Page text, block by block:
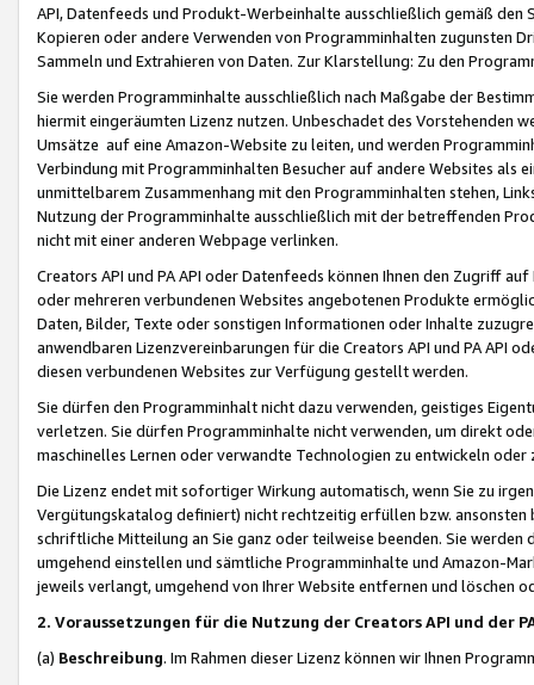
API, Datenfeeds und Produkt-Werbeinhalte ausschließlich gemäß
Kopieren oder andere Verwenden von Programminhalten zugunsten
Sammeln und Extrahieren von Daten. Zur Klarstellung: Zu den
Sie werden Programminhalte ausschließlich nach Maßgabe der
hiermit eingeräumten Lizenz nutzen. Unbeschadet des Vorstehenden
Umsätze auf eine Amazon-Website zu leiten, und werden
Verbindung mit Programminhalten Besucher auf andere Websites als
unmittelbarem Zusammenhang mit den Programminhalten stehen,
Nutzung der Programminhalte ausschließlich mit der betreffenden
nicht mit einer anderen Webpage verlinken.
Creators API und PA API oder Datenfeeds können Ihnen den Zugriff
oder mehreren verbundenen Websites angebotenen Produkte
Daten, Bilder, Texte oder sonstigen Informationen oder Inhalte
anwendbaren Lizenzvereinbarungen für die Creators API und PA API
diesen verbundenen Websites zur Verfügung gestellt werden.
Sie dürfen den Programminhalt nicht dazu verwenden, geistiges
verletzen. Sie dürfen Programminhalte nicht verwenden, um direkt
maschinelles Lernen oder verwandte Technologien zu entwickeln
Die Lizenz endet mit sofortiger Wirkung automatisch, wenn Sie zu
Vergütungskatalog definiert) nicht rechtzeitig erfüllen bzw. ansonsten
schriftliche Mitteilung an Sie ganz oder teilweise beenden. Sie werden
umgehend einstellen und sämtliche Programminhalte und Amazon-
jeweils verlangt, umgehend von Ihrer Website entfernen und löschen
2. Voraussetzungen für die Nutzung der Creators API und der
(a) Beschreibung. Im Rahmen dieser Lizenz können wir Ihnen